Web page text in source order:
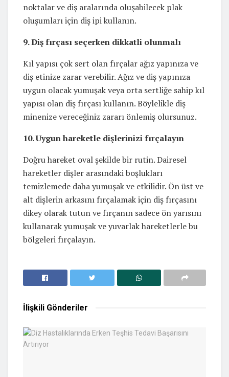
noktalar ve diş aralarında oluşabilecek plak
oluşumları için diş ipi kullanın.
9. Diş fırçası seçerken dikkatli olunmalı
Kıl yapısı çok sert olan fırçalar ağız yapınıza ve
diş etinize zarar verebilir. Ağız ve diş yapınıza
uygun olacak yumuşak veya orta sertliğe sahip kıl
yapısı olan diş fırçası kullanın. Böylelikle diş
minenize vereceğiniz zararı önlemiş olursunuz.
10. Uygun hareketle dişlerinizi fırçalayın
Doğru hareket oval şekilde bir rutin. Dairesel
hareketler dişler arasındaki boşlukları
temizlemede daha yumuşak ve etkilidir. Ön üst ve
alt dişlerin arkasını fırçalamak için diş fırçasını
dikey olarak tutun ve fırçanın sadece ön yarısını
kullanarak yumuşak ve yuvarlak hareketlerle bu
bölgeleri fırçalayın.
İlişkili Gönderiler